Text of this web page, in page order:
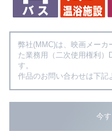
弊社(MMC)は、映画メー
た業務用（二次使用権利）
す。
作品のお問い合わせは下記
今